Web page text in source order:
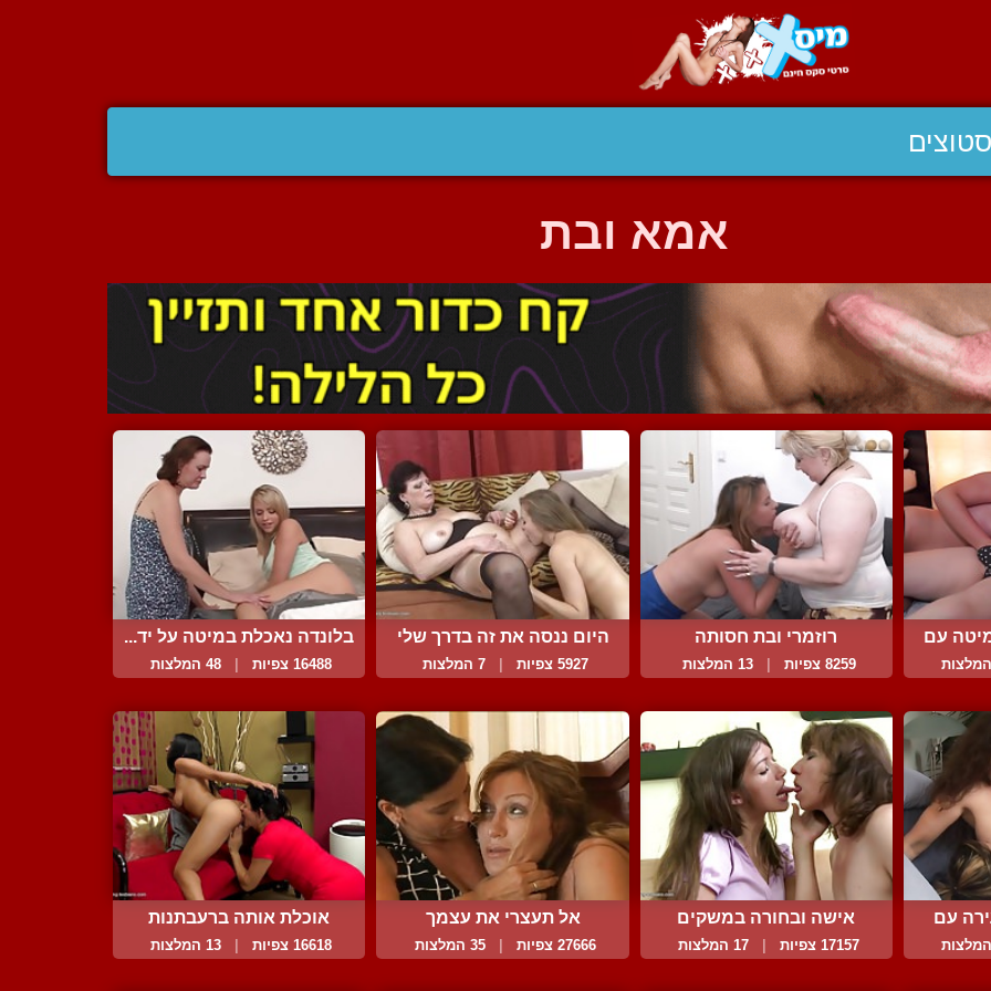
סטוצים
אמא ובת
עם
רוזמרי ובת חסותה
8259 צפיות | 13 המלצות
היום ננסה את זה בדרך שלי
5927 צפיות | 7 המלצות
בלונדה נאכלת במיטה על יד...
16488 צפיות | 48 המלצות
עם
אישה ובחורה במשקים
קינקי...
17157 צפיות | 17 המלצות
אל תעצרי את עצמך
27666 צפיות | 35 המלצות
אוכלת אותה ברעבתנות
מלאת...
16618 צפיות | 13 המלצות